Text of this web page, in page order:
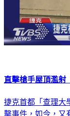
直擊槍手屋頂濫射
捷克首都「查理大
擊事件，如今，又